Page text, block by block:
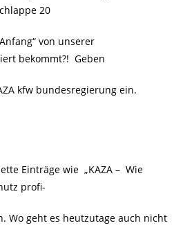
20
von unserer
bekommt?! Geben
kfw bundesregierung ein.
Einträge wie „KAZA – Wie
profi-
Wo geht es heutzutage auch nicht